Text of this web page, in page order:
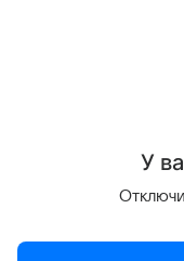
Обладатели
играть на пять
У